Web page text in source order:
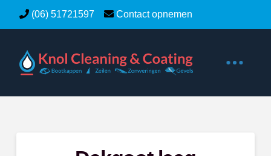
(06) 51721597 Contact opnemen